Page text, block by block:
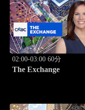
02:00-03:00 60分
The Exchange